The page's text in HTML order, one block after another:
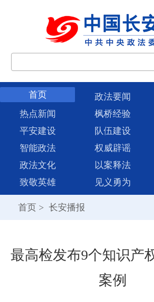
首页 政法要闻
热点新闻
枫桥经验
平安建设
队伍建设
智能政法
权威辟谣
政法文化
以案释法
致敬英雄
见义勇为
首页 > 长安播报
最高检发布9个知识产
案例